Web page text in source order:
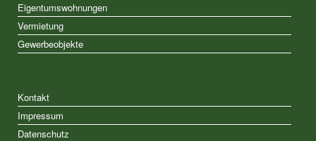
Eigentumswohnungen
Vermietung
Gewerbeobjekte
Kontakt
Impressum
Datenschutz